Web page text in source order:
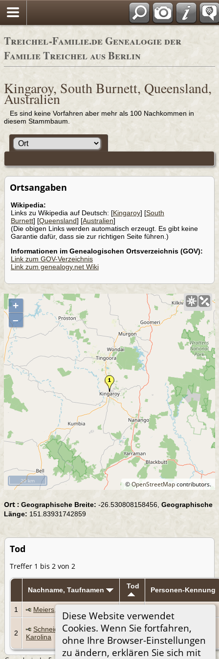
Adressbücher
Treichel-Familie.de Genealogie der
Familie Treichel aus Berlin
Diese Website verwendet
Cookies. Wenn Sie fortfahren,
ohne Ihre Browser-Einstellungen
zu ändern, erklären Sie sich mit
Kingaroy, South Burnett, Queensland,
Australien
Es sind keine Vorfahren aber mehr als 100 Nachkommen in
diesem Stammbaum.
Ortsangaben
Wikipedia:
Links zu Wikipedia auf Deutsch: [Kingaroy] [South
Burnett] [Queensland] [Australien]
(Die obigen Links werden automatisch erzeugt. Es gibt keine
Garantie dafür, dass sie zur richtigen Seite führen.)
Informationen im Genealogischen Ortsverzeichnis (GOV):
Link zum GOV-Verzeichnis
Link zum genealogy.net Wiki
+
–
©OpenStreetMapcontributors.
20 km
Ort : Geographische Breite:-26.530808158456, Geographische
Länge: 151.83931742859
Tod
Treffer 1 bis 2 von 2
Nachname, Taufnamen Tod Personen-Kennung
1 Meiers, William
2
Schneider, Maria Anna
Karolina
25
Sep
1942
I2168